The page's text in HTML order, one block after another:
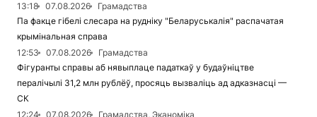
13:18
07.08.2026
Грамадства
Па факце гібелі слесара на рудніку "Беларуськалія" распачатая
крымінальная справа
12:53
07.08.2026
Грамадства
Фігуранты справы аб нявыплаце падаткаў у будаўніцтве
пералічылі 31,2 млн рублёў, просяць вызваліць ад адказнасці —
СК
12:24
07.08.2026
Грамадства, Эканоміка